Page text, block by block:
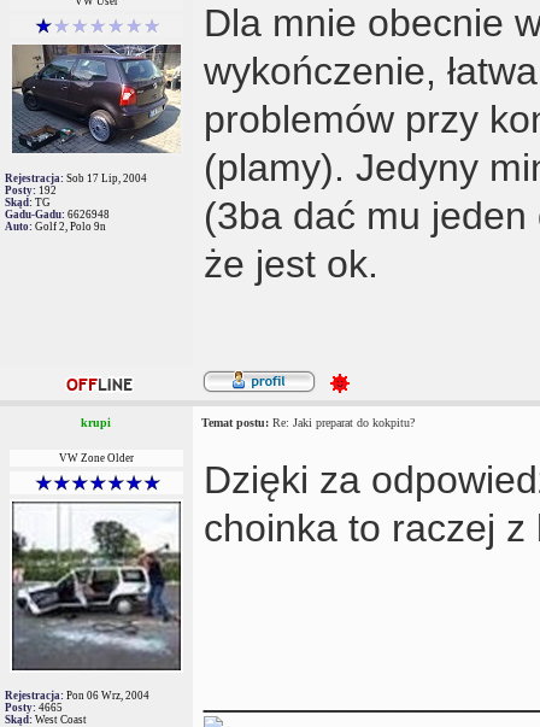
Rejestracja: Sob 17 Lip, 2004
Posty: 192
Skąd: TG
Gadu-Gadu: 6626948
Auto: Golf 2, Polo 9n
Dla mnie obecnie
wykończenie,
problemów przy
(plamy). Jedyny
(3ba dać mu
że jest ok.
krupi Temat postu: Re: Jaki preparat do kokpitu?
VW Zone Older
Rejestracja: Pon 06 Wrz, 2004
Posty: 4665
Skąd: West Coast
Dzięki za
choinka to raczej